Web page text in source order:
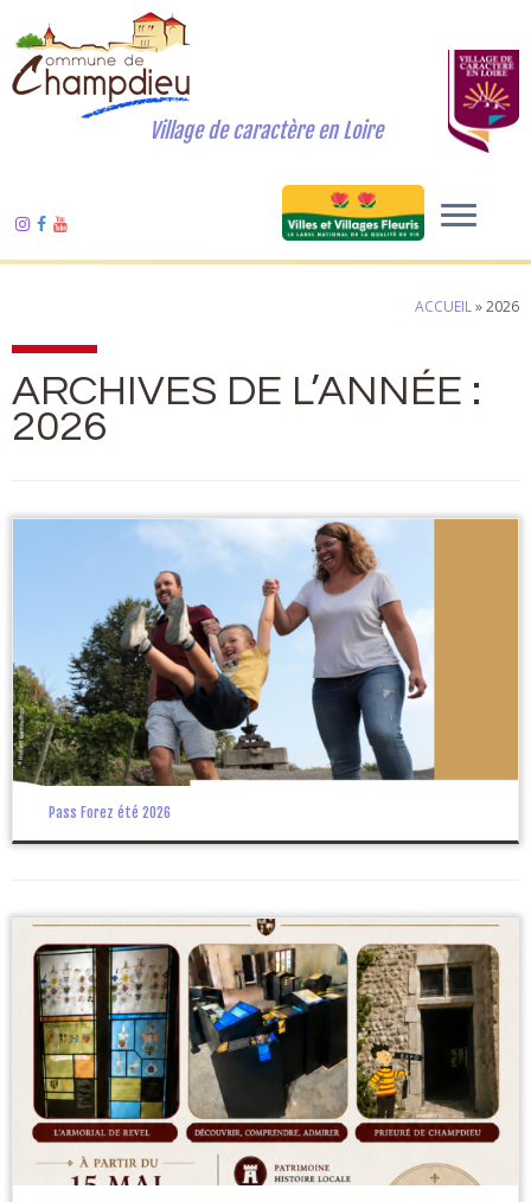
Village de caractère en Loire
ACCUEIL»2026
ARCHIVES DE L’ANNÉE :
2026
Pass Forez été 2026